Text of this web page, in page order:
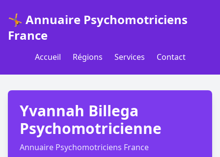
🤸 Annuaire Psychomotriciens
France
Accueil Régions Services Contact
Yvannah Billega
Psychomotricienne
Annuaire Psychomotriciens France